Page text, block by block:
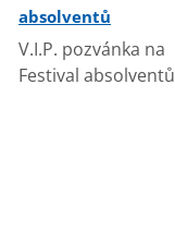
absolventů
V.I.P. pozvánka na
Festival absolventů